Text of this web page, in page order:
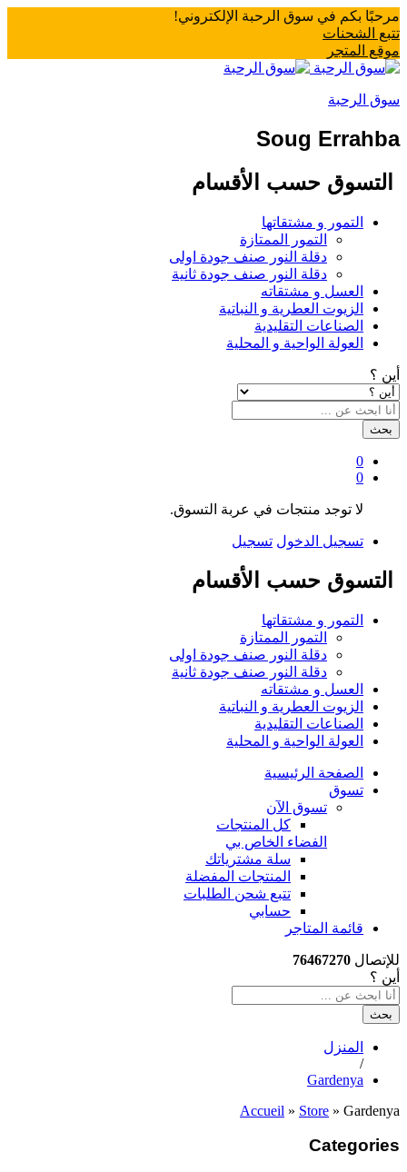
مرحبًا بكم في سوق الرحبة الإلكتروني!
تتبع الشحنات
موقع المتجر
سوق الرحبة
Soug Errahba
التسوق حسب الأقسام
التمور و مشتقاتها
التمور الممتازة
دقلة النور صنف جودة اولى
دقلة النور صنف جودة ثانية
العسل و مشتقاته
الزيوت العطرية و النباتية
الصناعات التقليدية
العولة الواحية و المحلية
أين ؟
بحث
0
0
لا توجد منتجات في عربة التسوق.
تسجيل الدخول تسجيل
التسوق حسب الأقسام
التمور و مشتقاتها
التمور الممتازة
دقلة النور صنف جودة اولى
دقلة النور صنف جودة ثانية
العسل و مشتقاته
الزيوت العطرية و النباتية
الصناعات التقليدية
العولة الواحية و المحلية
الصفحة الرئيسية
تسوق
تسوق الآن
كل المنتجات
الفضاء الخاص بي
سلة مشترياتك
المنتجات المفضلة
تتبع شحن الطلبات
حسابي
قائمة المتاجر
للإتصال 76467270
أين ؟
بحث
المنزل
/
Gardenya
Accueil » Store » Gardenya
Categories